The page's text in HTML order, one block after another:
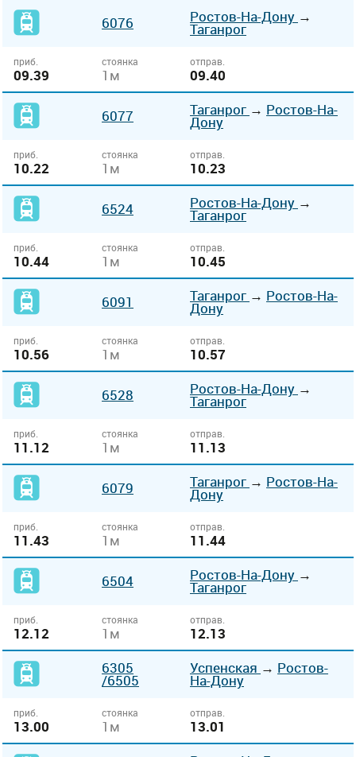
6076 Ростов-На-Дону →
Таганрог
приб.
09.39
стоянка
1м
отправ.
09.40
6077 Таганрог → Ростов-На-
Дону
приб.
10.22
стоянка
1м
отправ.
10.23
6524 Ростов-На-Дону →
Таганрог
приб.
10.44
стоянка
1м
отправ.
10.45
6091 Таганрог → Ростов-На-
Дону
приб.
10.56
стоянка
1м
отправ.
10.57
6528 Ростов-На-Дону →
Таганрог
приб.
11.12
стоянка
1м
отправ.
11.13
6079 Таганрог → Ростов-На-
Дону
приб.
11.43
стоянка
1м
отправ.
11.44
6504 Ростов-На-Дону →
Таганрог
приб.
12.12
стоянка
1м
отправ.
12.13
6305
/6505
Успенская → Ростов-
На-Дону
приб.
13.00
стоянка
1м
отправ.
13.01